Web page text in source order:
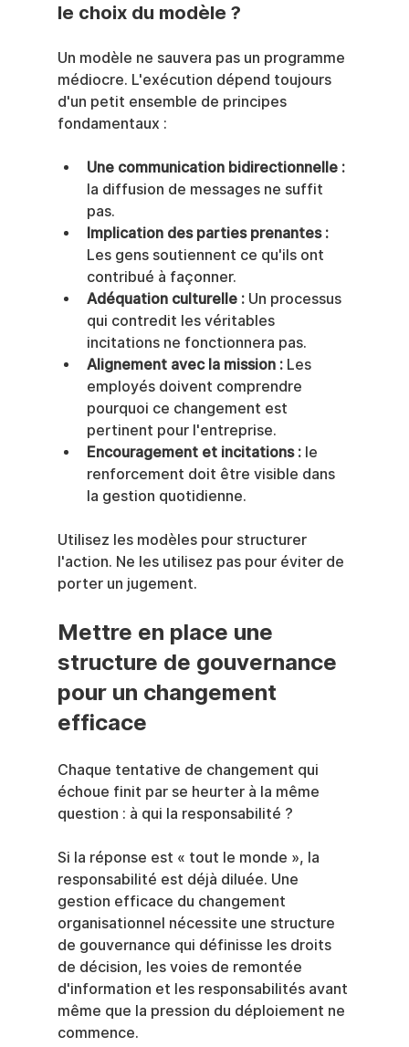
le choix du modèle ?
Un modèle ne sauvera pas un programme
médiocre. L'exécution dépend toujours
d'un petit ensemble de principes
fondamentaux :
Une communication bidirectionnelle :
la diffusion de messages ne suffit
pas.
Implication des parties prenantes :
Les gens soutiennent ce qu'ils ont
contribué à façonner.
Adéquation culturelle : Un processus
qui contredit les véritables
incitations ne fonctionnera pas.
Alignement avec la mission : Les
employés doivent comprendre
pourquoi ce changement est
pertinent pour l'entreprise.
Encouragement et incitations : le
renforcement doit être visible dans
la gestion quotidienne.
Utilisez les modèles pour structurer
l'action. Ne les utilisez pas pour éviter de
porter un jugement.
Mettre en place une
structure de gouvernance
pour un changement
efficace
Chaque tentative de changement qui
échoue finit par se heurter à la même
question : à qui la responsabilité ?
Si la réponse est « tout le monde », la
responsabilité est déjà diluée. Une
gestion efficace du changement
organisationnel nécessite une structure
de gouvernance qui définisse les droits
de décision, les voies de remontée
d'information et les responsabilités avant
même que la pression du déploiement ne
commence.